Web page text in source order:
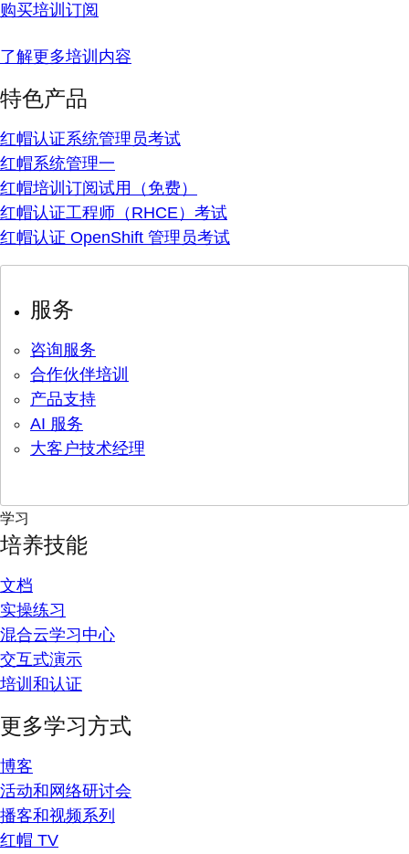
购买培训订阅
了解更多培训内容
特色产品
红帽认证系统管理员考试
红帽系统管理一
红帽培训订阅试用（免费）
红帽认证工程师（RHCE）考试
红帽认证 OpenShift 管理员考试
服务
咨询服务
合作伙伴培训
产品支持
AI 服务
大客户技术经理
学习
培养技能
文档
实操练习
混合云学习中心
交互式演示
培训和认证
更多学习方式
博客
活动和网络研讨会
播客和视频系列
红帽 TV